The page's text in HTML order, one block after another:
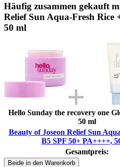
Häufig zusammen gekauft
Relief Sun Aqua-Fresh Rice
50 ml
Hello Sunday the recovery one
50 ml
Beauty of Joseon Relief Sun
B5 SPF 50+ PA++++,
Gesamtpreis:
Beide in den Warenkorb